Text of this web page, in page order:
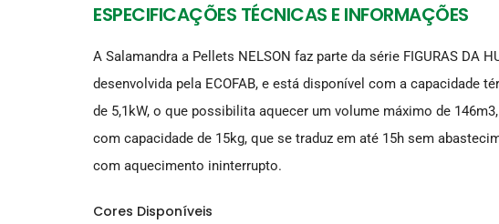
ESPECIFICAÇÕES TÉCNICAS E INFORMAÇÕES
A Salamandra a Pellets NELSON faz parte da série FIGURAS DA
desenvolvida pela ECOFAB, e está disponível com a capacidade
de 5,1kW, o que possibilita aquecer um volume máximo de
com capacidade de 15kg, que se traduz em até 15h sem
com aquecimento ininterrupto.
Cores Disponíveis